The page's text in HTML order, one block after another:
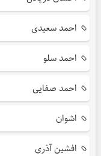
احمد سعیدی
احمد سلو
احمد صفایی
اشوان
افشین آذری